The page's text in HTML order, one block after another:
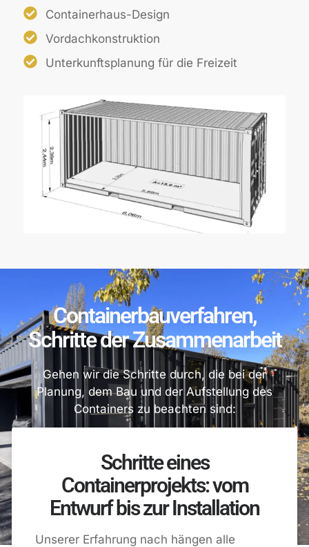
Containerhaus-Design
Vordachkonstruktion
Unterkunftsplanung für die Freizeit
Containerbauverfahren,
Schritte der Zusammenarbeit
Gehen wir die Schritte durch, die bei der
Planung, dem Bau und der Aufstellung des
Containers zu beachten sind:
Schritte eines
Containerprojekts: vom
Entwurf bis zur Installation
Unserer Erfahrung nach hängen alle